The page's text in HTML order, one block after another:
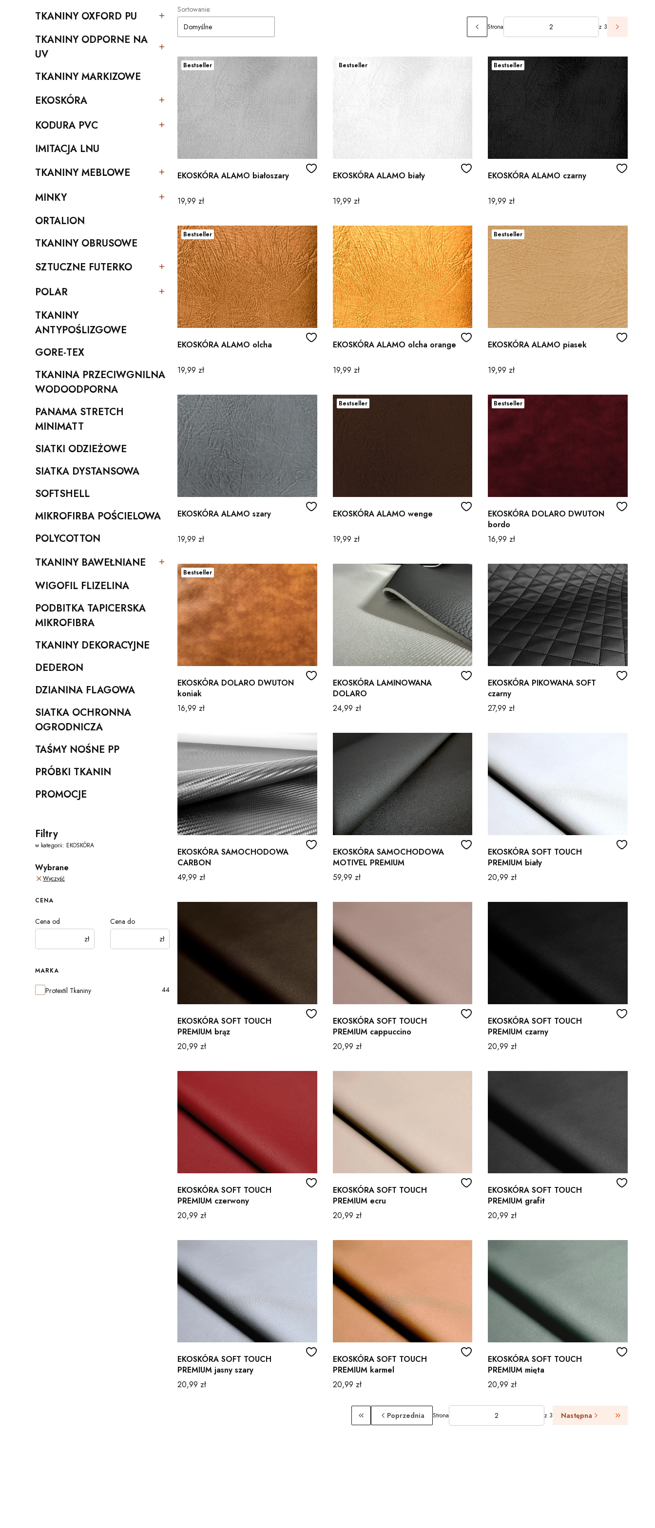
Kategoria - TKANINY OXFORD PU
TKANINY OXFORD PU
Kategoria - TKANINY ODPORNE NA UV
TKANINY ODPORNE NA
UV
Kategoria - TKANINY MARKIZOWE
TKANINY MARKIZOWE
Kategoria - EKOSKÓRA
EKOSKÓRA
Kategoria - KODURA PVC
KODURA PVC
Kategoria - IMITACJA LNU
IMITACJA LNU
Kategoria - TKANINY MEBLOWE
TKANINY MEBLOWE
Kategoria - MINKY
MINKY
Kategoria - ORTALION
ORTALION
Kategoria - TKANINY OBRUSOWE
TKANINY OBRUSOWE
Kategoria - SZTUCZNE FUTERKO
SZTUCZNE FUTERKO
Kategoria - POLAR
POLAR
Kategoria - TKANINY ANTYPOŚLIZGOWE
TKANINY
ANTYPOŚLIZGOWE
Kategoria - GORE-TEX
GORE-TEX
Kategoria - TKANINA PRZECIWGNILNA WODOODPORNA
TKANINA PRZECIWGNILNA
WODOODPORNA
Kategoria - PANAMA STRETCH MINIMATT
PANAMA STRETCH
MINIMATT
Kategoria - SIATKI ODZIEŻOWE
SIATKI ODZIEŻOWE
Kategoria - SIATKA DYSTANSOWA
SIATKA DYSTANSOWA
Kategoria - SOFTSHELL
SOFTSHELL
Kategoria - MIKROFIRBA POŚCIELOWA
MIKROFIRBA POŚCIELOWA
Kategoria - POLYCOTTON
POLYCOTTON
Kategoria - TKANINY BAWEŁNIANE
TKANINY BAWEŁNIANE
Kategoria - WIGOFIL FLIZELINA
WIGOFIL FLIZELINA
Kategoria - PODBITKA TAPICERSKA MIKROFIBRA
PODBITKA TAPICERSKA
MIKROFIBRA
Kategoria - TKANINY DEKORACYJNE
TKANINY DEKORACYJNE
Kategoria - DEDERON
DEDERON
Kategoria - DZIANINA FLAGOWA
DZIANINA FLAGOWA
Kategoria - SIATKA OCHRONNA OGRODNICZA
SIATKA OCHRONNA
OGRODNICZA
Kategoria - TAŚMY NOŚNE PP
TAŚMY NOŚNE PP
Kategoria - PRÓBKI TKANIN
PRÓBKI TKANIN
Kategoria - PROMOCJE
PROMOCJE
Filtry
w kategorii: EKOSKÓRA
Wybrane
Wyczyść
CENA
Cena od
zł
Cena do
zł
MARKA
Marka
Protextil Tkaniny 44
Lista produktów
Sortowanie:
Domyślne
Poprzednie produkty
Strona z 3 Następne
Bestseller
EKOSKÓRA ALAMO białoszary
Cena
19,99 zł
Bestseller
EKOSKÓRA ALAMO biały
Cena
19,99 zł
Bestseller
EKOSKÓRA ALAMO czarny
Cena
19,99 zł
Bestseller
EKOSKÓRA ALAMO olcha
Cena
19,99 zł
EKOSKÓRA ALAMO olcha orange
Cena
19,99 zł
Bestseller
EKOSKÓRA ALAMO piasek
Cena
19,99 zł
EKOSKÓRA ALAMO szary
Cena
19,99 zł
Bestseller
EKOSKÓRA ALAMO wenge
Cena
19,99 zł
Bestseller
EKOSKÓRA DOLARO DWUTON
bordo
Cena
16,99 zł
Bestseller
EKOSKÓRA DOLARO DWUTON
koniak
Cena
16,99 zł
EKOSKÓRA LAMINOWANA
DOLARO
Cena
24,99 zł
EKOSKÓRA PIKOWANA SOFT
czarny
Cena
27,99 zł
EKOSKÓRA SAMOCHODOWA
CARBON
Cena
49,99 zł
EKOSKÓRA SAMOCHODOWA
MOTIVEL PREMIUM
Cena
59,99 zł
EKOSKÓRA SOFT TOUCH
PREMIUM biały
Cena
20,99 zł
EKOSKÓRA SOFT TOUCH
PREMIUM brąz
Cena
20,99 zł
EKOSKÓRA SOFT TOUCH
PREMIUM cappuccino
Cena
20,99 zł
EKOSKÓRA SOFT TOUCH
PREMIUM czarny
Cena
20,99 zł
EKOSKÓRA SOFT TOUCH
PREMIUM czerwony
Cena
20,99 zł
EKOSKÓRA SOFT TOUCH
PREMIUM ecru
Cena
20,99 zł
EKOSKÓRA SOFT TOUCH
PREMIUM grafit
Cena
20,99 zł
EKOSKÓRA SOFT TOUCH
PREMIUM jasny szary
Cena
20,99 zł
EKOSKÓRA SOFT TOUCH
PREMIUM karmel
Cena
20,99 zł
EKOSKÓRA SOFT TOUCH
PREMIUM mięta
Cena
20,99 zł
Wróć do pierwszej strony z produktami
Poprzednia Strona z 3 Następna Przejdź